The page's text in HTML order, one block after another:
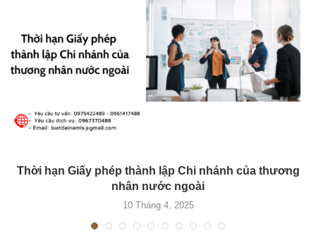
Thời hạn Giấy phép thành lập Chi nhánh của thương
nhân nước ngoài
10 Tháng 4, 2025